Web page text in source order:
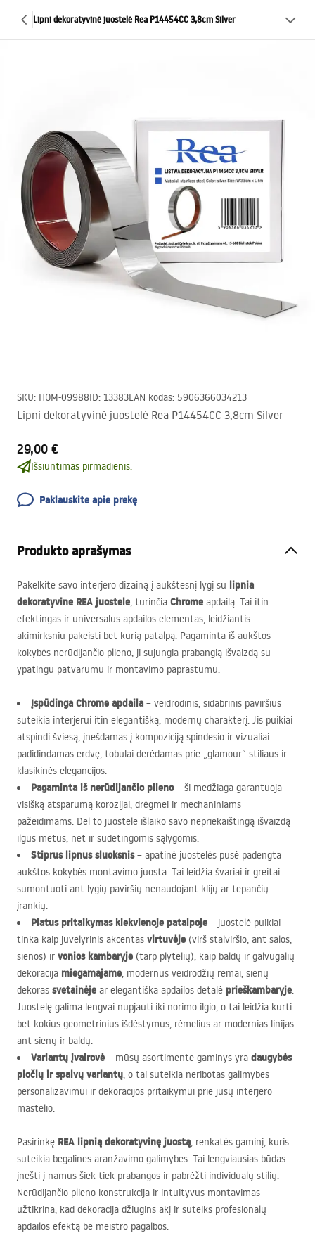
Lipni dekoratyvinė juostelė Rea P14454CC 3,8cm Silver
SKU: HOM-09988ID: 13383EAN kodas: 5906366034213
Lipni dekoratyvinė juostelė Rea P14454CC 3,8cm Silver
29,00 €
Išsiuntimas pirmadienis.
Paklauskite apie prekę
Produkto aprašymas
Pakelkite savo interjero dizainą į aukštesnį lygį su lipnia
dekoratyvine REAjuostele, turinčia Chrome apdailą. Tai itin
efektingas ir universalus apdailos elementas, leidžiantis
akimirksniu pakeisti bet kurią patalpą. Pagaminta iš aukštos
kokybės nerūdijančio plieno, ji sujungia prabangią išvaizdą su
ypatingu patvarumu ir montavimo paprastumu.
Įspūdinga Chrome apdaila – veidrodinis, sidabrinis paviršius
suteikia interjerui itin elegantišką, modernų charakterį. Jis puikiai
atspindi šviesą, įnešdamas į kompoziciją spindesio ir vizualiai
padidindamas erdvę, tobulai derėdamas prie „glamour“ stiliaus ir
klasikinės elegancijos.
Pagaminta iš nerūdijančio plieno– ši medžiaga garantuoja
visišką atsparumą korozijai, drėgmei ir mechaniniams
pažeidimams. Dėl to juostelė išlaiko savo nepriekaištingą išvaizdą
ilgus metus, net ir sudėtingomis sąlygomis.
Stiprus lipnus sluoksnis– apatinė juostelės pusė padengta
aukštos kokybės montavimo juosta. Tai leidžia švariai ir greitai
sumontuoti ant lygių paviršių nenaudojant klijų ar tepančių
įrankių.
Platus pritaikymas kiekvienoje patalpoje – juostelė puikiai
tinka kaip juvelyrinis akcentas virtuvėje (virš stalviršio, ant salos,
sienos) ir vonios kambaryje (tarp plytelių), kaip baldų ir galvūgalių
dekoracija miegamajame, modernūs veidrodžių rėmai, sienų
dekoras svetainėje ar elegantiška apdailos detalė prieškambaryje.
Juostelę galima lengvai nupjauti iki norimo ilgio, o tai leidžia kurti
bet kokius geometrinius išdėstymus, rėmelius ar modernias linijas
ant sienų ir baldų.
Variantų įvairovė – mūsų asortimente gaminys yra daugybės
pločių ir spalvų variantų, o tai suteikia neribotas galimybes
personalizavimui ir dekoracijos pritaikymui prie jūsų interjero
mastelio.
Pasirinkę REA lipnią dekoratyvinę juostą, renkatės gaminį, kuris
suteikia begalines aranžavimo galimybes. Tai lengviausias būdas
įnešti į namus šiek tiek prabangos ir pabrėžti individualų stilių.
Nerūdijančio plieno konstrukcija ir intuityvus montavimas
užtikrina, kad dekoracija džiugins akį ir suteiks profesionalų
apdailos efektą be meistro pagalbos.